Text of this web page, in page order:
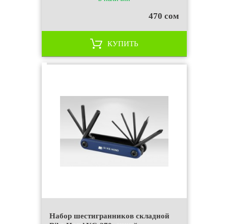
470 сом
КУПИТЬ
Набор шестигранников складной